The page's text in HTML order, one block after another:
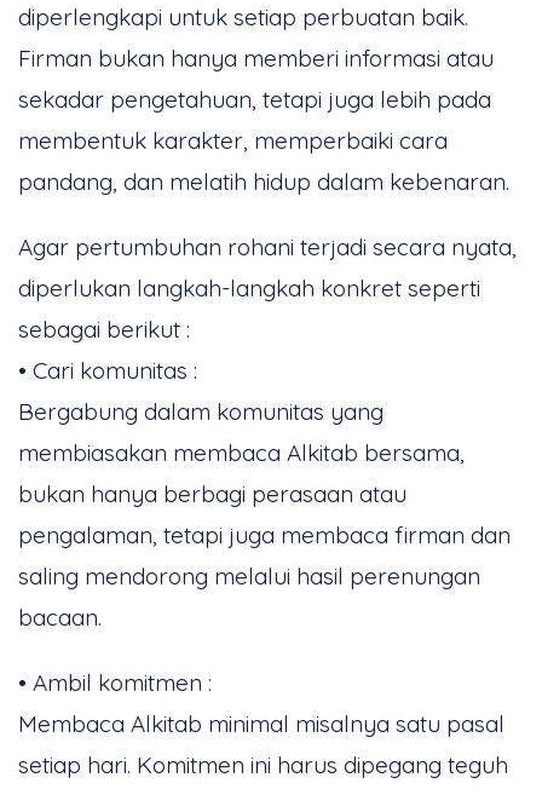
diperlengkapi untuk setiap perbuatan baik.
Firman bukan hanya memberi informasi atau
sekadar pengetahuan, tetapi juga lebih pada
membentuk karakter, memperbaiki cara
pandang, dan melatih hidup dalam kebenaran.
Agar pertumbuhan rohani terjadi secara nyata,
diperlukan langkah-langkah konkret seperti
sebagai berikut :
• Cari komunitas :
Bergabung dalam komunitas yang
membiasakan membaca Alkitab bersama,
bukan hanya berbagi perasaan atau
pengalaman, tetapi juga membaca firman dan
saling mendorong melalui hasil perenungan
bacaan.
• Ambil komitmen :
Membaca Alkitab minimal misalnya satu pasal
setiap hari. Komitmen ini harus dipegang teguh